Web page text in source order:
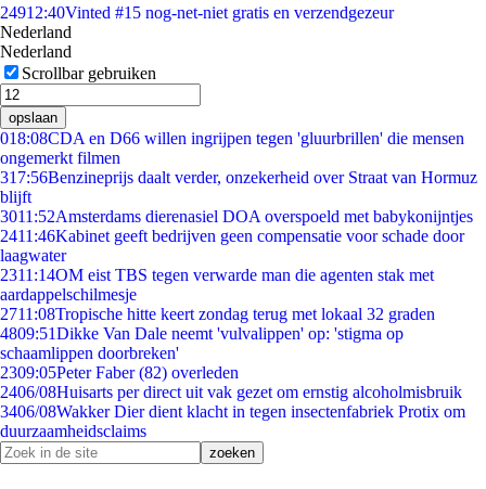
24912:40Vinted #15 nog-net-niet gratis en verzendgezeur
Nederland
Nederland
Scrollbar gebruiken
opslaan
018:08CDA en D66 willen ingrijpen tegen 'gluurbrillen' die mensen
ongemerkt filmen
317:56Benzineprijs daalt verder, onzekerheid over Straat van Hormuz
blijft
3011:52Amsterdams dierenasiel DOA overspoeld met babykonijntjes
2411:46Kabinet geeft bedrijven geen compensatie voor schade door
laagwater
2311:14OM eist TBS tegen verwarde man die agenten stak met
aardappelschilmesje
2711:08Tropische hitte keert zondag terug met lokaal 32 graden
4809:51Dikke Van Dale neemt 'vulvalippen' op: 'stigma op
schaamlippen doorbreken'
2309:05Peter Faber (82) overleden
2406/08Huisarts per direct uit vak gezet om ernstig alcoholmisbruik
3406/08Wakker Dier dient klacht in tegen insectenfabriek Protix om
duurzaamheidsclaims